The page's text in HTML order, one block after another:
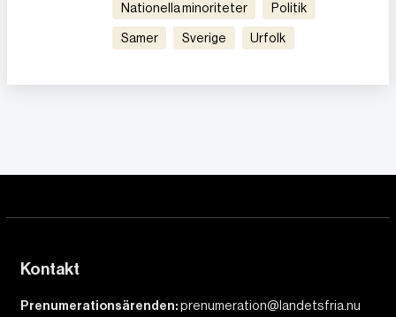
Nationella minoriteter Politik
Samer Sverige Urfolk
Kontakt
Prenumerationsärenden:prenumeration@landetsfria.nu